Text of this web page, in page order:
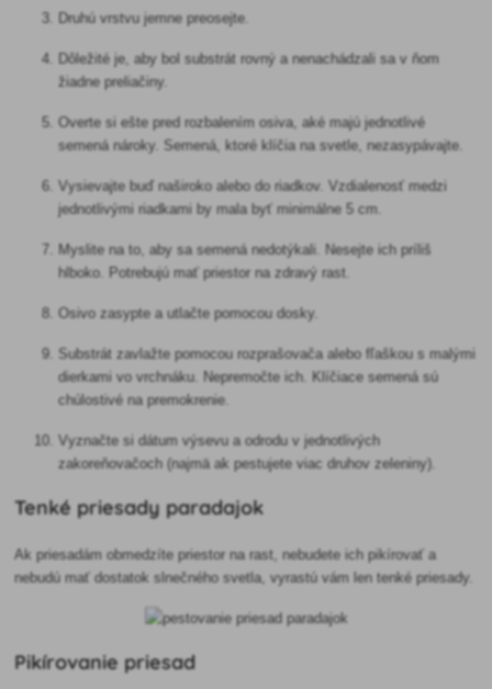
Druhú vrstvu jemne preosejte.
Dôležité je, aby bol substrát rovný a nenachádzali sa v ňom
žiadne preliačiny.
Overte si ešte pred rozbalením osiva, aké majú jednotlivé
semená nároky. Semená, ktoré klíčia na svetle, nezasypávajte.
Vysievajte buď naširoko alebo do riadkov. Vzdialenosť medzi
jednotlivými riadkami by mala byť minimálne 5 cm.
Myslite na to, aby sa semená nedotýkali. Nesejte ich príliš
hlboko. Potrebujú mať priestor na zdravý rast.
Osivo zasypte a utlačte pomocou dosky.
Substrát zavlažte pomocou rozprašovača alebo fľaškou s malými
dierkami vo vrchnáku. Nepremočte ich. Klíčiace semená sú
chúlostivé na premokrenie.
Vyznačte si dátum výsevu a odrodu v jednotlivých
zakoreňovačoch (najmä ak pestujete viac druhov zeleniny).
Tenké priesady paradajok
Ak priesadám obmedzíte priestor na rast, nebudete ich pikírovať a
nebudú mať dostatok slnečného svetla, vyrastú vám len tenké priesady.
Pikírovanie priesad